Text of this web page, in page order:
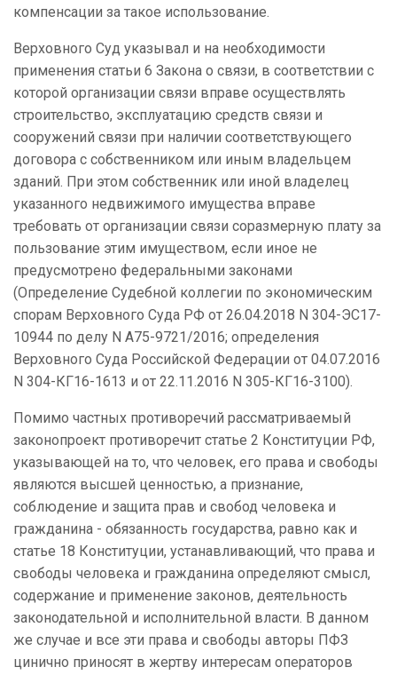
компенсации за такое использование.
Верховного Суд указывал и на необходимости
применения статьи 6 Закона о связи, в соответствии с
которой организации связи вправе осуществлять
строительство, эксплуатацию средств связи и
сооружений связи при наличии соответствующего
договора с собственником или иным владельцем
зданий. При этом собственник или иной владелец
указанного недвижимого имущества вправе
требовать от организации связи соразмерную плату за
пользование этим имуществом, если иное не
предусмотрено федеральными законами
(Определение Судебной коллегии по экономическим
спорам Верховного Суда РФ от 26.04.2018 N 304-ЭС17-
10944 по делу N А75-9721/2016; определения
Верховного Суда Российской Федерации от 04.07.2016
N 304-КГ16-1613 и от 22.11.2016 N 305-КГ16-3100).
Помимо частных противоречий рассматриваемый
законопроект противоречит статье 2 Конституции РФ,
указывающей на то, что человек, его права и свободы
являются высшей ценностью, а признание,
соблюдение и защита прав и свобод человека и
гражданина - обязанность государства, равно как и
статье 18 Конституции, устанавливающий, что права и
свободы человека и гражданина определяют смысл,
содержание и применение законов, деятельность
законодательной и исполнительной власти. В данном
же случае и все эти права и свободы авторы ПФЗ
цинично приносят в жертву интересам операторов